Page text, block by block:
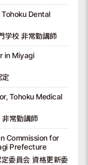
Dental
in Miyagi
Tohoku Medical
Commission for
Prefecture
学校 非常勤講師
定
常勤講師
委員会 資格更新委